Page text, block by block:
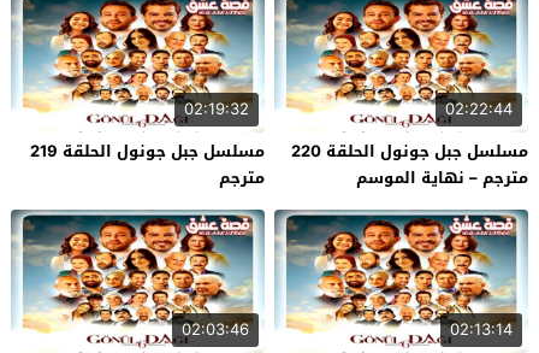
02:22:44
مسلسل جبل جونول الحلقة 220
مترجم – نهاية الموسم
02:19:32
مسلسل جبل جونول الحلقة 219
مترجم
02:13:14
02:03:46